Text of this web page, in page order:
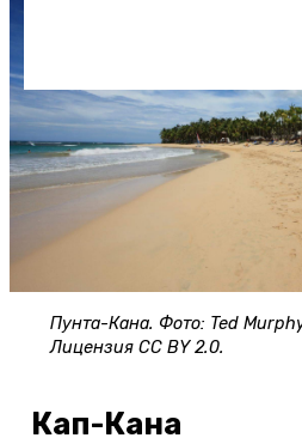
Пунта-Кана. Фото: Ted
Лицензия CC BY 2.0.
Кап-Кана